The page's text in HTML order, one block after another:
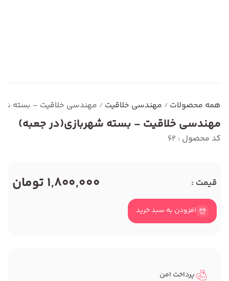
همه محصولات / مهندسی خلاقیت / مهندسی خلاقیت - بسته
مهندسی خلاقیت - بسته شهربازی(در جعبه)
کد محصول : 62
قیمت : 1,800,000 تومان
افزودن به سبد خرید
پرداخت امن